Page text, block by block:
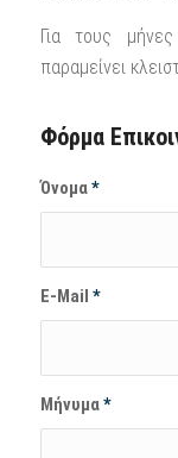
Για τους
παραμείνει
Φόρμα
Όνομα*
E-Mail *
Μήνυμα*